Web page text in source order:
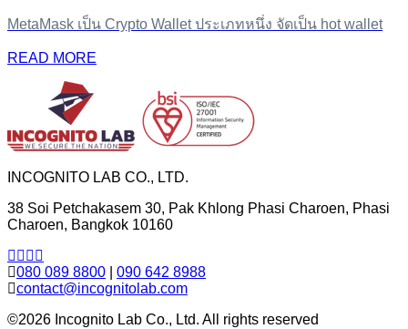
MetaMask เป็น Crypto Wallet ประเภทหนึ่ง จัดเป็น hot wallet
READ MORE
INCOGNITO LAB CO., LTD.
38 Soi Petchakasem 30, Pak Khlong Phasi Charoen, Phasi
Charoen, Bangkok 10160
080 089 8800
090 642 8988
contact@incognitolab.com
©2026 Incognito Lab Co., Ltd. All rights reserved